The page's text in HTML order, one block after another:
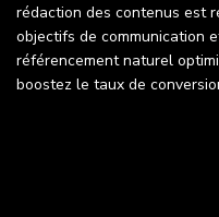
rédaction des contenus est
objectifs de communication
référencement naturel
boostez le taux de